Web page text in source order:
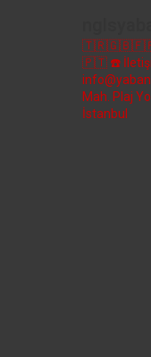
🇵🇹 ☎️
Mah. Plaj
İstanbul